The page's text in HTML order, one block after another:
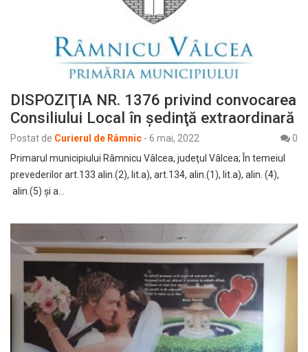
DISPOZIŢIA NR. 1376 privind convocarea
Consiliului Local în şedinţă extraordinară
Postat de Curierul de Râmnic - 6 mai, 2022
0
Primarul municipiului Râmnicu Vâlcea, judeţul Vâlcea; În temeiul
prevederilor art.133 alin.(2), lit.a), art.134, alin.(1), lit.a), alin. (4),
alin.(5) și a…